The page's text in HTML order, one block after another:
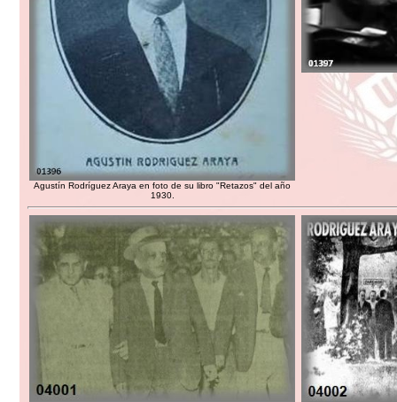
Agustín Rodríguez Araya en foto de su libro "Retazos" del año
1930.